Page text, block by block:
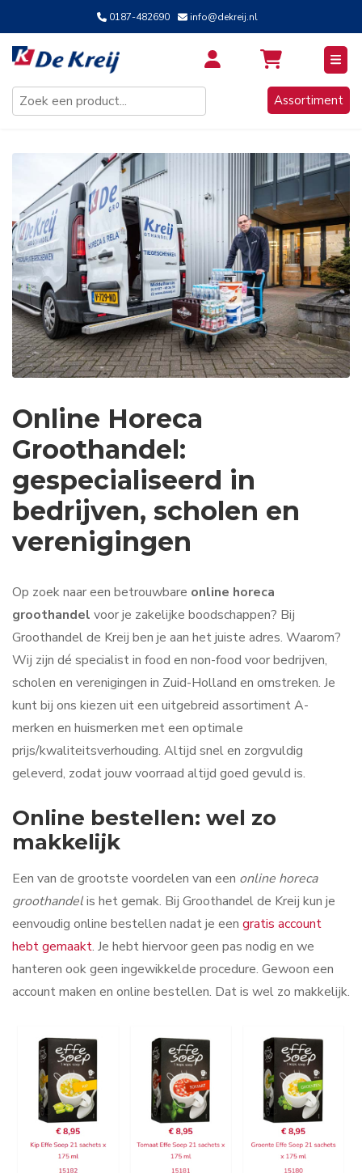
0187-482690 info@dekreij.nl
Inloggen / Aanmelden
Assortiment
Online Horeca
Groothandel:
gespecialiseerd in
bedrijven, scholen en
verenigingen
Op zoek naar een betrouwbare online horeca
groothandel voor je zakelijke boodschappen? Bij
Groothandel de Kreij ben je aan het juiste adres. Waarom?
Wij zijn dé specialist in food en non-food voor bedrijven,
scholen en verenigingen in Zuid-Holland en omstreken. Je
kunt bij ons kiezen uit een uitgebreid assortiment A-
merken en huismerken met een optimale
prijs/kwaliteitsverhouding. Altijd snel en zorgvuldig
geleverd, zodat jouw voorraad altijd goed gevuld is.
Online bestellen: wel zo
makkelijk
Een van de grootste voordelen van een online horeca
groothandelis het gemak. Bij Groothandel de Kreij kun je
eenvoudig online bestellen nadat je een gratis account
hebt gemaakt. Je hebt hiervoor geen pas nodig en we
hanteren ook geen ingewikkelde procedure. Gewoon een
account maken en online bestellen. Dat is wel zo makkelijk.